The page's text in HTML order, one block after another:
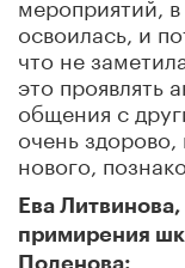
освоилась, и
что не
это проявлять
общения с
очень
нового,
Ева
примирения
Поленова: